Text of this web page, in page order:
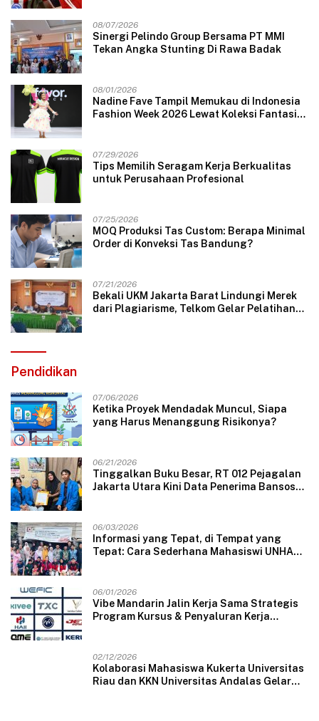
08/07/2026
Sinergi Pelindo Group Bersama PT MMI
Tekan Angka Stunting Di Rawa Badak
08/01/2026
Nadine Fave Tampil Memukau di Indonesia
Fashion Week 2026 Lewat Koleksi Fantasi
07/29/2026
Tips Memilih Seragam Kerja Berkualitas
untuk Perusahaan Profesional
07/25/2026
MOQ Produksi Tas Custom: Berapa Minimal
Order di Konveksi Tas Bandung?
07/21/2026
Bekali UKM Jakarta Barat Lindungi Merek
dari Plagiarisme, Telkom Gelar Pelatihan
Pendidikan
07/06/2026
Ketika Proyek Mendadak Muncul, Siapa
yang Harus Menanggung Risikonya?
06/21/2026
Tinggalkan Buku Besar, RT 012 Pejagalan
Jakarta Utara Kini Data Penerima Bansos
06/03/2026
Informasi yang Tepat, di Tempat yang
Tepat: Cara Sederhana Mahasiswi UNHAS
06/01/2026
Vibe Mandarin Jalin Kerja Sama Strategis
Program Kursus & Penyaluran Kerja
02/12/2026
Kolaborasi Mahasiswa Kukerta Universitas
Riau dan KKN Universitas Andalas Gelar